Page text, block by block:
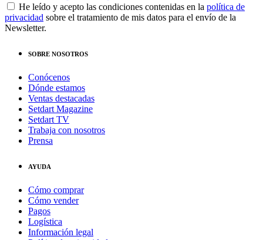
He leído y acepto las condiciones contenidas en la política de
privacidad sobre el tratamiento de mis datos para el envío de la
Newsletter.
SOBRE NOSOTROS
Conócenos
Dónde estamos
Ventas destacadas
Setdart Magazine
Setdart TV
Trabaja con nosotros
Prensa
AYUDA
Cómo comprar
Cómo vender
Pagos
Logística
Información legal